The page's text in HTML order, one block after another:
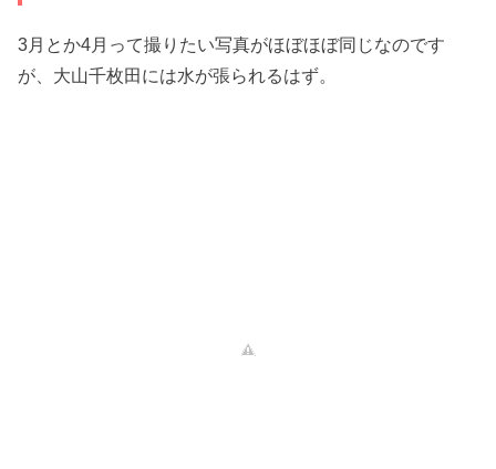
3月とか4月って撮りたい写真がほぼほぼ同じなのです
が、大山千枚田には水が張られるはず。